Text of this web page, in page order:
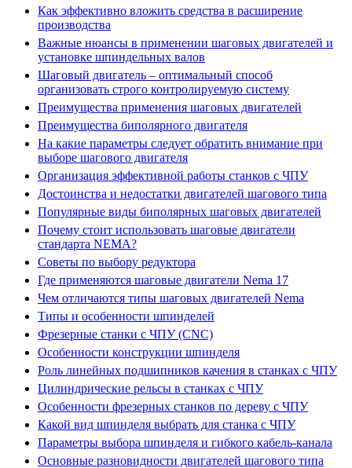
Как эффективно вложить средства в расширение
производства
Важные нюансы в применении шаговых двигателей и
установке шпиндельных валов
Шаговый двигатель – оптимальный способ
организовать строго контролируемую систему
Преимущества применения шаговых двигателей
Преимущества биполярного двигателя
На какие параметры следует обратить внимание при
выборе шагового двигателя
Организация эффективной работы станков с ЧПУ
Достоинства и недостатки двигателей шагового типа
Популярные виды биполярных шаговых двигателей
Почему стоит использовать шаговые двигатели
стандарта NEMA?
Советы по выбору редуктора
Где применяются шаговые двигатели Nema 17
Чем отличаются типы шаговых двигателей Nema
Типы и особенности шпинделей
Фрезерные станки с ЧПУ (CNC)
Особенности конструкции шпинделя
Роль линейных подшипников качения в станках с ЧПУ
Цилиндрические рельсы в станках с ЧПУ
Особенности фрезерных станков по дереву с ЧПУ
Какой вид шпинделя выбрать для станка с ЧПУ
Параметры выбора шпинделя и гибкого кабель-канала
Основные разновидности двигателей шагового типа